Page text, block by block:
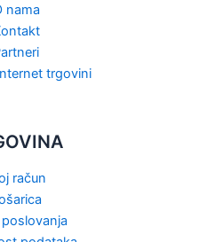
nama
trgovini
račun